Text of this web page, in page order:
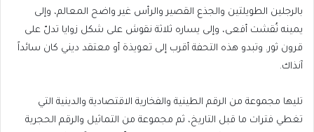
بالرجلين الطويلتين والجذع القصير والرأس غير واضح المعالم، وإلى
يمينه نُقشت أفعى، وإلى يساره ثلاثة نقوش على شكل زوايا تدلّ على
قرون ثور. وتبدو هذه التحفة أقرب إلى تعويذة أو معتقد ديني كان سائداً
آنذاك.
تليها مجموعة من الرقم الطينية والفخارية الاقتصادية والدينية التي
تغطي فترات ما قبل التاريخ، ثم مجموعة من التماثيل والرقم الحجرية